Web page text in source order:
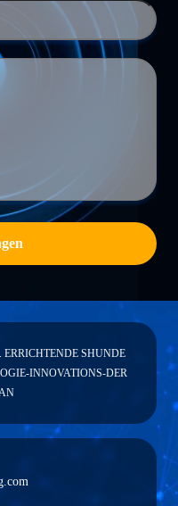
ERRICHTENDE SHUNDE
INNOVATIONS-DER